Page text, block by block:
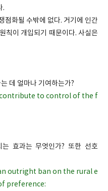
.
점화될 수밖에 없다. 거기에 인간
칙이 개입되기 때문이다. 사실은
데 얼마나 기여하는가?
to control of the f
효과는 무엇인가? 또한 선호
outright ban on the rural e
preference: